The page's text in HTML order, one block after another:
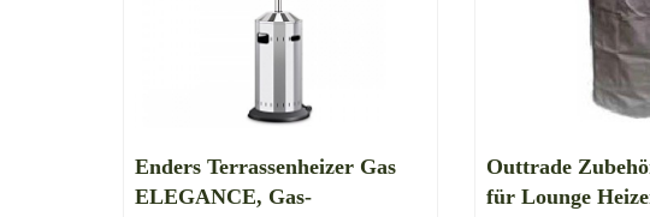
Enders Terrassenheizer Gas
ELEGANCE, Gas-
Outtrade
für Lounge